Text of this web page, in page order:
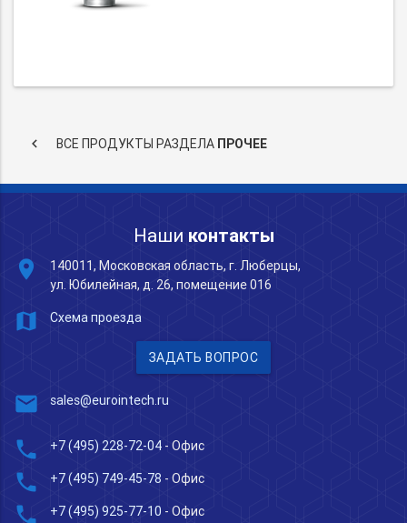
keyboard_arrow_left ВСЕ ПРОДУКТЫ РАЗДЕЛА ПРОЧЕЕ
Наши контакты
place
140011, Московская область, г. Люберцы,
ул. Юбилейная, д. 26, помещение 016
map Схема проезда
ЗАДАТЬ ВОПРОС
mail sales@eurointech.ru
phone +7 (495) 228-72-04 - Офис
phone +7 (495) 749-45-78 - Офис
phone +7 (495) 925-77-10 - Офис